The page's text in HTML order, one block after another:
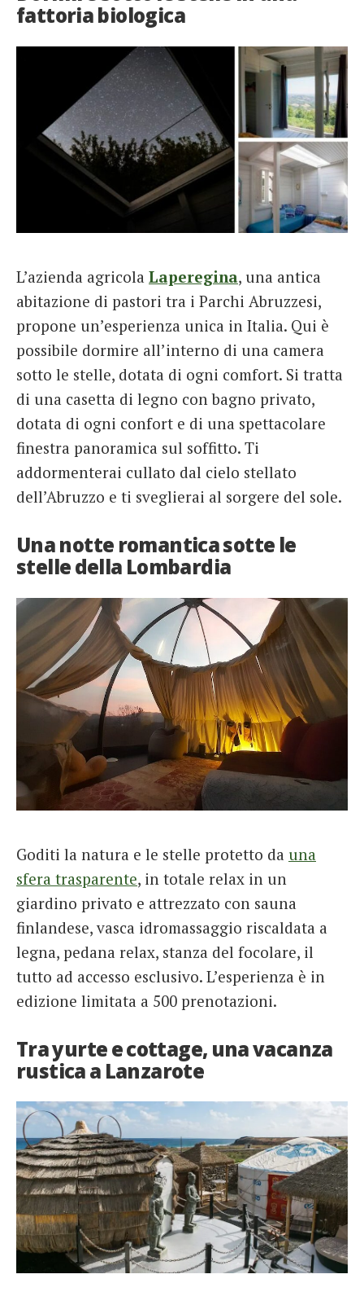
fattoria biologica
L’azienda agricola Laperegina, una antica
abitazione di pastori tra i Parchi Abruzzesi,
propone un’esperienza unica in Italia. Qui è
possibile dormire all’interno di una camera
sotto le stelle, dotata di ogni comfort. Si tratta
di una casetta di legno con bagno privato,
dotata di ogni confort e di una spettacolare
finestra panoramica sul soffitto. Ti
addormenterai cullato dal cielo stellato
dell’Abruzzo e ti sveglierai al sorgere del sole.
Una notte romantica sotte le
stelle della Lombardia
Goditi la natura e le stelle protetto da una
sfera trasparente, in totale relax in un
giardino privato e attrezzato con sauna
finlandese, vasca idromassaggio riscaldata a
legna, pedana relax, stanza del focolare, il
tutto ad accesso esclusivo. L’esperienza è in
edizione limitata a 500 prenotazioni.
Tra yurte e cottage, una vacanza
rustica a Lanzarote